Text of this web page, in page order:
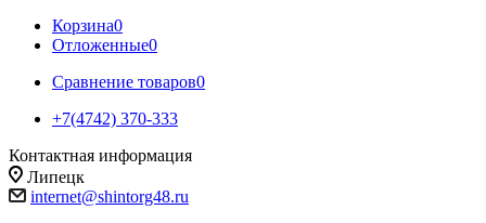
Корзина0
Отложенные0
Сравнение товаров0
+7(4742) 370-333
Контактная информация
Липецк
internet@shintorg48.ru